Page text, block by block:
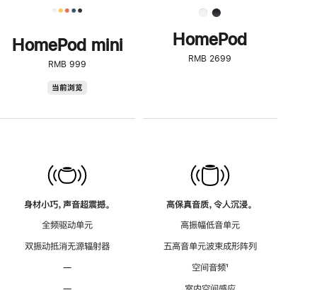
HomePod mini
RMB 999
当前浏览
身材小巧，声音超震撼。
全频驱动单元
双振动抵消无源辐射器
—
HomePod
RMB 2699
高保真音质，令人沉浸。
高振幅低音单元
五高音单元波束成形阵列
空间音频脚
¹